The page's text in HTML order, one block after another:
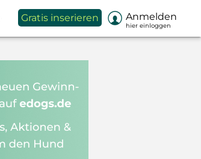
Gratis inserieren  Anmelden
hier einloggen